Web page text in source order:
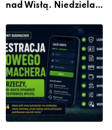
nad Wisłą. Niedziela z
dla siebie